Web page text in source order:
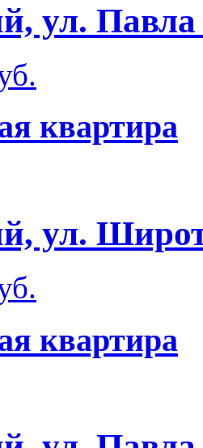
ул.
квартира
ул.
квартира